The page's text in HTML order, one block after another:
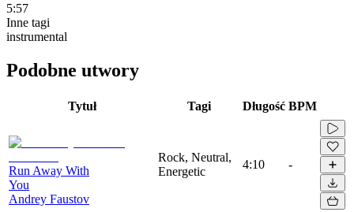
5:57
Inne tagi
instrumental
Podobne utwory
Tytuł Tagi Długość BPM
Run Away With
You
Andrey Faustov
Rock, Neutral,
Energetic
4:10 -